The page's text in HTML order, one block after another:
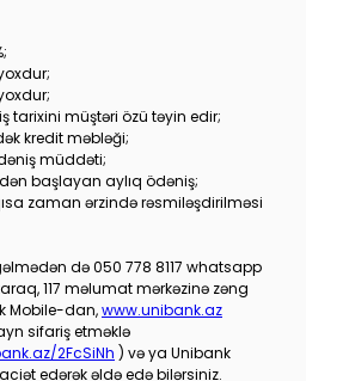
tarixini müştəri özü təyin edir;
kredit məbləği;
müddəti;
başlayan aylıq ödəniş;
zaman ərzində rəsmiləşdirilməsi
də 050 778 8117 whatsapp
117 məlumat mərkəzinə zəng
Mobile-dan,www.unibank.az
sifariş etməklə
2FcSiNh ) və ya Unibank
edərək əldə edə bilərsiniz.